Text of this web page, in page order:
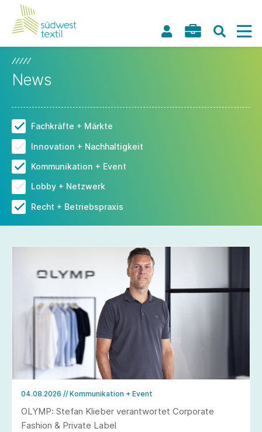
News
Fachkräfte + Märkte
Innovation + Nachhaltigkeit
Kommunikation + Event
Lobby + Netzwerk
Recht + Betriebspraxis
04.08.2026 // Kommunikation + Event
OLYMP: Stefan Klieber verantwortet Corporate
Fashion & Private Label